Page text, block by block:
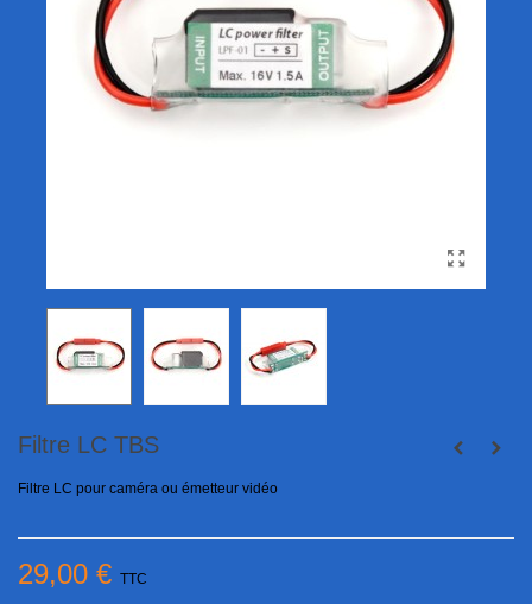
Filtre LC TBS
Filtre LC pour caméra ou émetteur vidéo
29,00 € TTC